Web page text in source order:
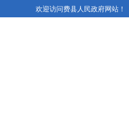
欢迎访问费县人民政府网站！